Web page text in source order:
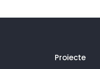
Proiecte